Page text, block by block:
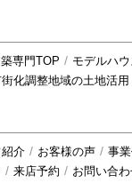
専門TOP モデルハ
化調整地域の土地活用
介 お客様の声
事
来店予約 お問い合